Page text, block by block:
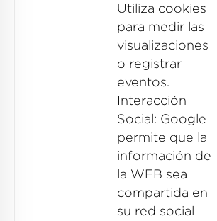
Utiliza cookies
para medir las
visualizaciones
o registrar
eventos.
Interacción
Social: Google
permite que la
información de
la WEB sea
compartida en
su red social